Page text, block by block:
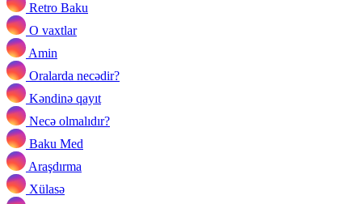
Retro Baku
O vaxtlar
Amin
Oralarda necədir?
Kəndinə qayıt
Necə olmalıdır?
Baku Med
Araşdırma
Xülasə